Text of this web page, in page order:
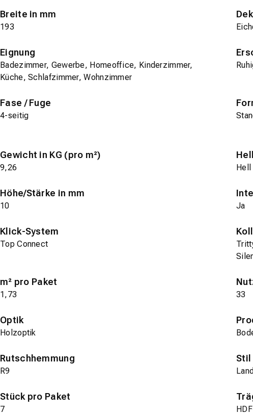
Breite in mm
193
Eignung
Badezimmer, Gewerbe, Homeoffice, Kinderzimmer,
Küche, Schlafzimmer, Wohnzimmer
Fase / Fuge
4-seitig
Gewicht in KG (pro m²)
9,26 Hell
Höhe/Stärke in mm
10 Ja
Klick-System
Top Connect
m² pro Paket
1,73 33
Optik
Holzoptik
Rutschhemmung
R9
Stil
Stück pro Paket
7